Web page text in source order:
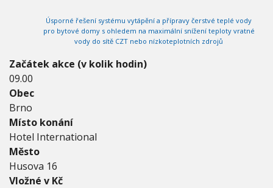
2
8
0
4
.
2
0
1
6
Úsporné řešení systému vytápění a přípravy čerstvé teplé vody
pro bytové domy s ohledem na maximální snížení teploty vratné
vody do sítě CZT nebo nízkoteplotních zdrojů
Začátek akce (v kolik hodin)
09.00
Obec
Brno
Místo konání
Hotel International
Město
Husova 16
Vložné v Kč